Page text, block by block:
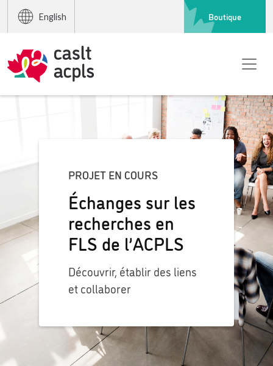
English Boutique
PROJET EN COURS
Échanges sur les
recherches en
FLS de l’ACPLS
Découvrir, établir des liens
et collaborer